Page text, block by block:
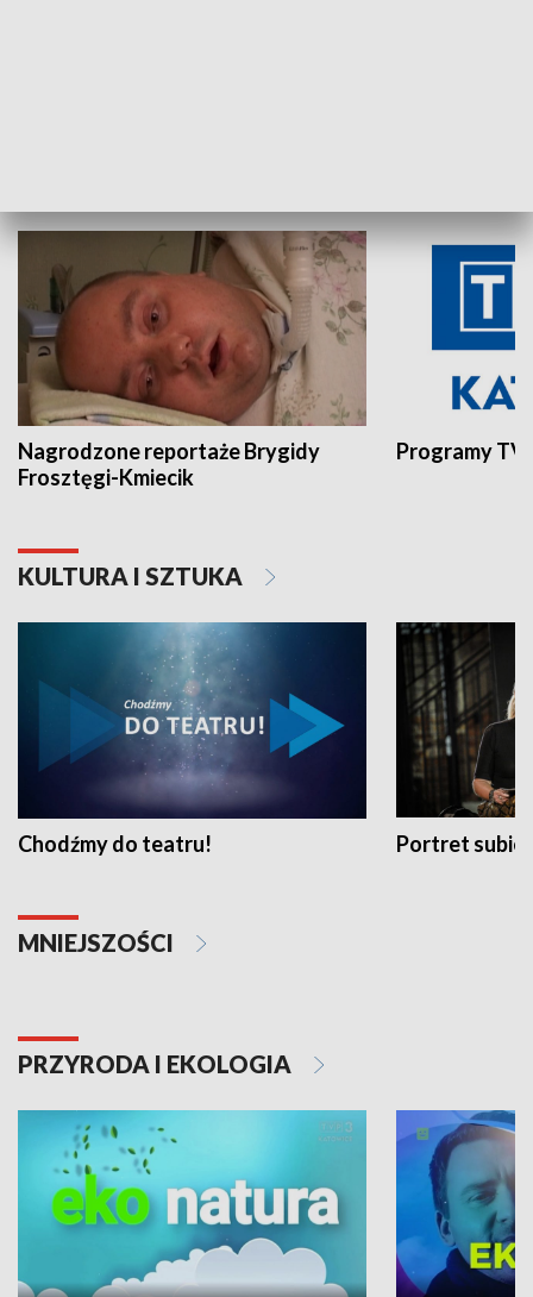
Nagrodzone reportaże Brygidy
Frosztęgi-Kmiecik
Programy
KULTURA I SZTUKA
Chodźmy do teatru! Portret
MNIEJSZOŚCI
PRZYRODA I EKOLOGIA